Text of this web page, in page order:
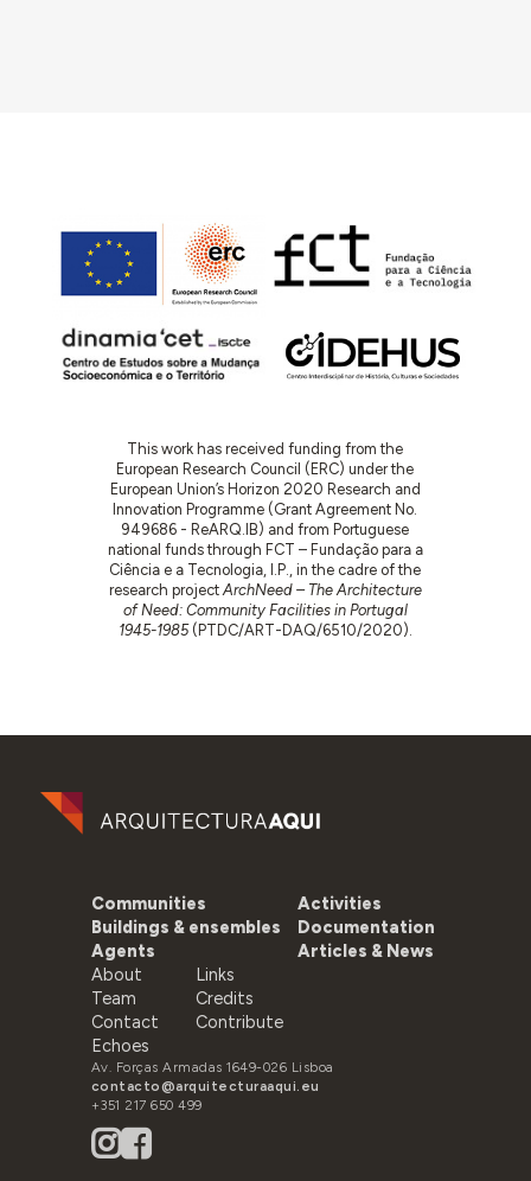
This work has received funding from the
European Research Council (ERC) under the
European Union’s Horizon 2020 Research and
Innovation Programme (Grant Agreement No.
949686 - ReARQ.IB) and from Portuguese
national funds through FCT – Fundação para a
Ciência e a Tecnologia, I.P., in the cadre of the
research project ArchNeed – The Architecture
of Need: Community Facilities in Portugal
1945-1985(PTDC/ART-DAQ/6510/2020).
Communities
Buildings & ensembles
Agents
Activities
Documentation
Articles & News
About
Team
Contact
Echoes
Links
Credits
Contribute
Av. Forças Armadas 1649-026 Lisboa
contacto@arquitecturaaqui.eu
+351 217 650 499